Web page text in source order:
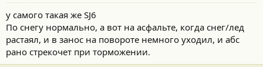
у самого такая же SJ6
По снегу нормально, а вот на асфальте, когда снег/лед
растаял, и в занос на повороте немного уходил, и абс
рано стрекочет при торможении.